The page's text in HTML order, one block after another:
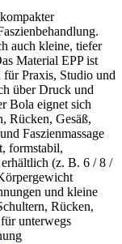
auch kleine, tiefer
Material EPP ist
Praxis, Studio und
über Druck und
Bola eignet sich
Rücken, Gesäß,
Faszienmassage
formstabil,
(z. B. 6 / 8 /
und kleine
Rücken,
unterwegs